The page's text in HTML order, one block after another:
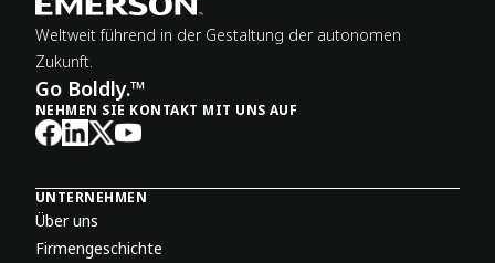
Weltweit führend in der Gestaltung der autonomen
Zukunft.
Go Boldly.™
NEHMEN SIE KONTAKT MIT UNS AUF
UNTERNEHMEN
Über uns
Firmengeschichte